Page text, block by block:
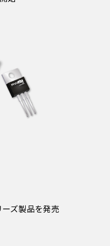
ズ製品を発売